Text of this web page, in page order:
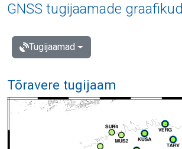
GNSS tugijaamade graafikud
Tugijaamad
Tõravere tugijaam